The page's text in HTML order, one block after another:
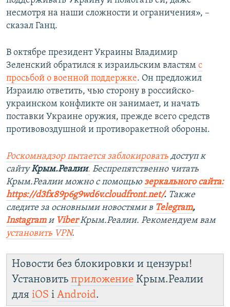
несмотря на наши сложности и ограничения», –
сказал Ганц.
В октябре президент Украины Владимир
Зеленский обратился к израильским властям с
просьбой о военной поддержке. Он предложил
Израилю ответить, чью сторону в российско-
украинском конфликте он занимает, и начать
поставки Украине оружия, прежде всего средств
противовоздушной и противоракетной обороны.
Роскомнадзор пытается заблокировать доступ к
сайтуКрым.Реалии. Беспрепятственно читать
Крым.Реалии можно с помощью зеркального сайта:
https://d3fx89p6g9wd6v.cloudfront.net/. ​ Также
следите за основными новостями в Telegram,
Instagram и ViberКрым.Реалии. Рекомендуем вам
установить VPN.
Новости без блокировки и цензуры!
Установить приложение Крым.Реалии
для iOS і Android.